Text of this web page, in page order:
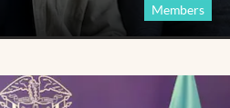
Members